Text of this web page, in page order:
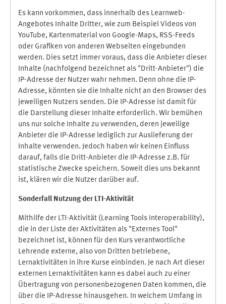
Es kann vorkommen, dass innerhalb des Learnweb-
Angebotes Inhalte Dritter, wie zum Beispiel Videos von
YouTube, Kartenmaterial von Google-Maps, RSS-Feeds
oder Grafiken von anderen Webseiten eingebunden
werden. Dies setzt immer voraus, dass die Anbieter dieser
Inhalte (nachfolgend bezeichnet als "Dritt-Anbieter") die
IP-Adresse der Nutzer wahr nehmen. Denn ohne die IP-
Adresse, könnten sie die Inhalte nicht an den Browser des
jeweiligen Nutzers senden. Die IP-Adresse ist damit für
die Darstellung dieser Inhalte erforderlich. Wir bemühen
uns nur solche Inhalte zu verwenden, deren jeweilige
Anbieter die IP-Adresse lediglich zur Auslieferung der
Inhalte verwenden. Jedoch haben wir keinen Einfluss
darauf, falls die Dritt-Anbieter die IP-Adresse z.B. für
statistische Zwecke speichern. Soweit dies uns bekannt
ist, klären wir die Nutzer darüber auf.
Sonderfall Nutzung der LTI-Aktivität
Mithilfe der LTI-Aktivität (Learning Tools Interoperability),
die in der Liste der Aktivitäten als "Externes Tool"
bezeichnet ist, können für den Kurs verantwortliche
Lehrende externe, also von Dritten betriebene,
Lernaktivitäten in ihre Kurse einbinden. Je nach Art dieser
externen Lernaktivitäten kann es dabei auch zu einer
Übertragung von personenbezogenen Daten kommen, die
über die IP-Adresse hinausgehen. In welchem Umfang in